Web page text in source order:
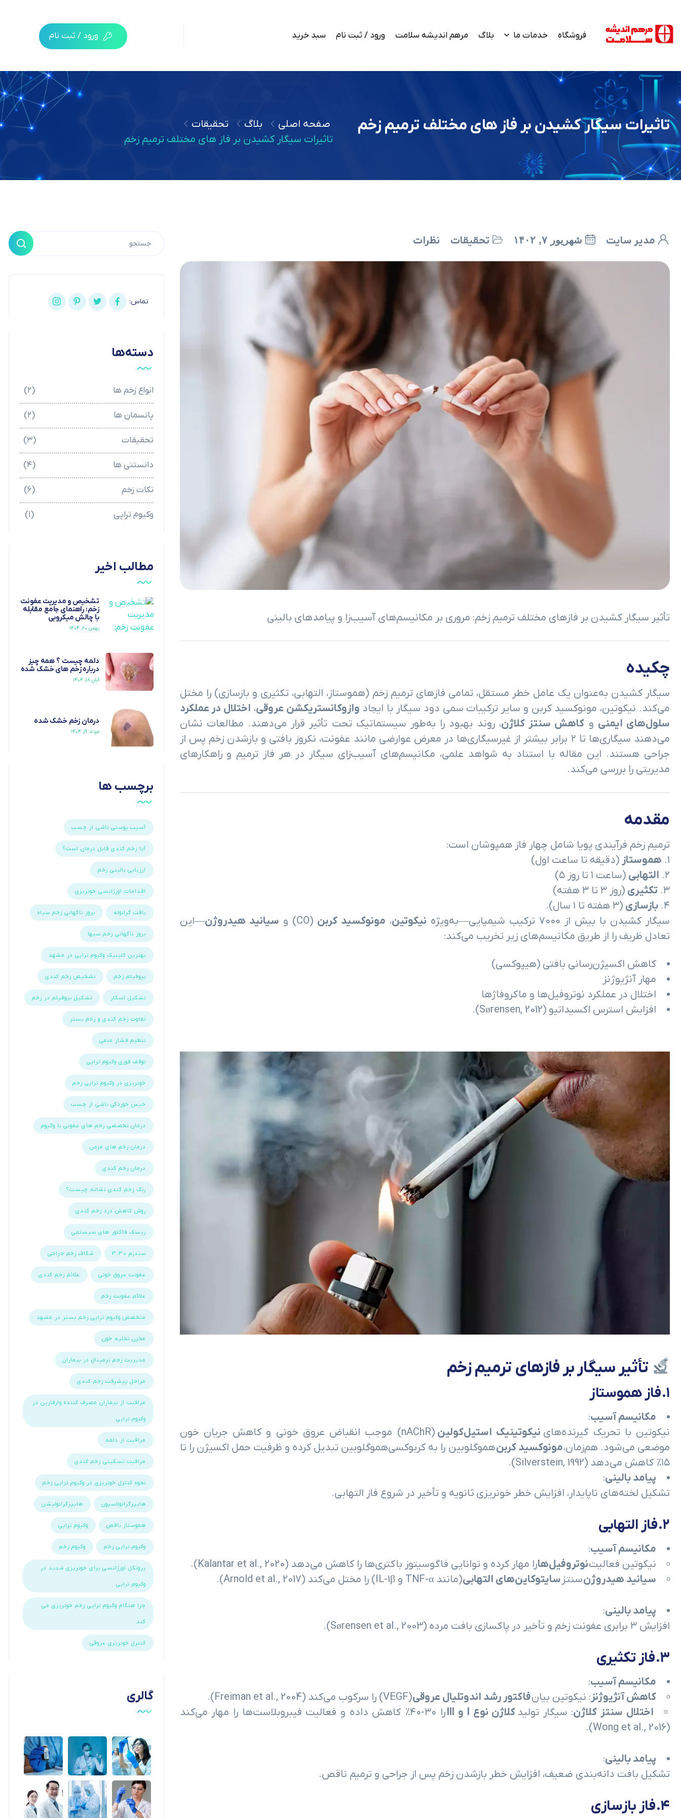
فروشگاه خدمات ما بلاگ مرهم اندیشه سلامت ورود / ثبت نام سبد خرید ورود / ثبت نام
تاثیرات سیگار کشیدن بر فاز های مختلف ترمیم زخم صفحه اصلی بلاگ
تحقیقات
تاثیرات سیگار کشیدن بر فاز های مختلف ترمیم زخم
مدیر سایت شهریور ۷, ۱۴۰۲ تحقیقات نظرات
تأثیر سیگار کشیدن بر فازهای مختلف ترمیم زخم: مروری بر مکانیسم‌های آسیب‌زا و پیامدهای بالینی
چکیده
سیگار کشیدن به‌عنوان یک عامل خطر مستقل، تمامی فازهای ترمیم زخم (هموستاز، التهابی، تکثیری و بازسازی) را مختل
می‌کند. نیکوتین، مونوکسید کربن و سایر ترکیبات سمی دود سیگار با ایجاد وازوکانستریکشن عروقی، اختلال در عملکرد
سلول‌های ایمنی و کاهش سنتز کلاژن، روند بهبود را به‌طور سیستماتیک تحت تأثیر قرار می‌دهند. مطالعات نشان
می‌دهند سیگاری‌ها تا ۲ برابر بیشتر از غیرسیگاری‌ها در معرض عوارضی مانند عفونت، نکروز بافتی و بازشدن زخم پس از
جراحی هستند. این مقاله با استناد به شواهد علمی، مکانیسم‌های آسیب‌زای سیگار در هر فاز ترمیم و راهکارهای
مدیریتی را بررسی می‌کند.
مقدمه
ترمیم زخم فرآیندی پویا شامل چهار فاز همپوشان است:
۱. هموستاز(دقیقه تا ساعت اول)
۲. التهابی (ساعت ۱ تا روز ۵)
۳. تکثیری (روز ۳ تا ۳ هفته)
۴. بازسازی (۳ هفته تا ۱ سال).
سیگار کشیدن با بیش از ۷۰۰۰ ترکیب شیمیایی—به‌ویژه
نیکوتین، مونوکسید کربن (CO) و سیانید هیدروژن—این
تعادل ظریف را از طریق مکانیسم‌های زیر تخریب می‌کند:
کاهش اکسیژن‌رسانی بافتی (هیپوکسی)
مهار آنژیوژنز
اختلال در عملکرد نوتروفیل‌ها و ماکروفاژها
افزایش استرس اکسیداتیو (Sørensen, 2012).
تأثیر سیگار بر فازهای ترمیم زخم
۱. فاز هموستاز
مکانیسم آسیب:
نیکوتین با تحریک گیرنده‌های نیکوتینیک استیل‌کولین
(nAChR) موجب انقباض عروق خونی و کاهش جریان خون
موضعی می‌شود. هم‌زمان،مونوکسید کربنهموگلوبین را به کربوکسی‌هموگلوبین تبدیل کرده و ظرفیت حمل اکسیژن را تا
۱۵٪ کاهش می‌دهد (Silverstein, 1992).
پیامد بالینی:
تشکیل لخته‌های ناپایدار، افزایش خطر خونریزی ثانویه و تأخیر در شروع فاز التهابی.
۲. فاز التهابی
مکانیسم آسیب:
نیکوتین فعالیتنوتروفیل‌هارا مهار کرده و توانایی فاگوسیتوز باکتری‌ها را کاهش می‌دهد (Kalantar et al., 2020).
سیانید هیدروژنسنتز سایتوکاین‌های التهابی(مانند TNF-α و IL-1β) را مختل می‌کند (Arnold et al., 2017).
پیامد بالینی:
افزایش ۳ برابری عفونت زخم و تأخیر در پاکسازی بافت مرده (Sørensen et al., 2003).
۳. فاز تکثیری
مکانیسم آسیب:
کاهش آنژیوژنز: نیکوتین بیانفاکتور رشد اندوتلیال عروقی(VEGF) را سرکوب می‌کند (Freiman et al., 2004).
اختلال سنتز کلاژن: سیگار تولیدکلاژن نوع I و III
را ۳۰-۴۰٪ کاهش داده و فعالیت فیبروبلاست‌ها را مهار می‌کند
(Wong et al., 2016).
پیامد بالینی:
تشکیل بافت دانه‌بندی ضعیف، افزایش خطر بازشدن زخم پس از جراحی و ترمیم ناقص.
۴. فاز بازسازی
تماس:
دسته‌ها
انواع زخم ها (۲)
پانسمان ها (۲)
تحقیقات (۳)
دانستنی ها (۴)
نکات زخم (۶)
وکیوم تراپی (۱)
مطالب اخیر
تشخیص و مدیریت عفونت
زخم: راهنمای جامع مقابله
با چالش میکروبی
بهمن ۲۰, ۱۴۰۴
دلمه چیست ؟ همه چیز
درباره زخم های خشک شده
آبان ۱۸, ۱۴۰۴
درمان زخم خشک شده
مرداد ۱۹, ۱۴۰۴
برچسب ها
آسیب پوستی ناشی از چسب
آیا زخم کندی قابل درمان است؟
ارزیابی بالینی زخم
اقدامات اورژانسی خونریزی
بافت گرانوله بروز ناگهانی زخم سیاه
بروز ناگهانی زخم سیها
بهترین کلینیک وکیوم تراپی در مشهد
بیوفیلم زخم تشخیص زخم کندی
تشکیل اسکار تشکیل بیوفیلم در زخم
تفاوت زخم کندی و زخم بستر
تنظیم فشار منفی
توقف فوری وکیوم تراپی
خونریزی در وکیوم تراپی زخم
خیس خوردگی ناشی از چسب
درمان تخصصی زخم های عفونی با وکیوم
درمان زخم های مزمن
درمان زخم کندی
رنگ زخم کندی نشانه چیست؟
روش کاهش درد زخم کندی
ریسک فاکتور های سیستمی
سندرم 3:30 شکاف زخم جراحی
عفونت عروق خونی علائم زخم کندی
علائم عفونت زخم
متخصص وکیوم تراپی زخم بستر در مشهد
مخزن تخلیه خون
مدیریت زخم ترمینال در بیماران
مراحل پیشرفت زخم کندی
مراقبت از بیماران مصرف کننده وارفارین در
وکیوم تراپی
مراقبت از دلمه
مراقبت تسکینی زخم کندی
نحوه کنترل خونریزی در وکیوم تراپی زخم
هایپرگرانولاسیون هایپرگرانولیشن
هموستاز ناقص وکیوم تراپی
وکیوم تراپی زخم وکیوم زخم
پروتکل اورژانسی برای خونریزی شدید در
وکیوم تراپی
چرا هنگام وکیوم تراپی زخم خونریزی می
کند
کنترل خونریزی عروقی
گالری